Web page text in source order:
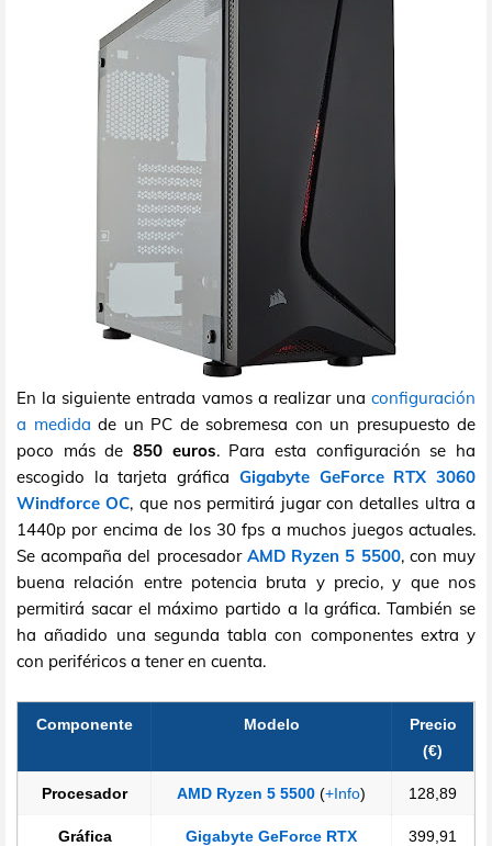
En la siguiente entrada vamos a realizar una configuración
a medida de un PC de sobremesa con un presupuesto de
poco más de 850 euros. Para esta configuración se ha
escogido la tarjeta gráfica Gigabyte GeForce RTX 3060
Windforce OC, que nos permitirá jugar con detalles ultra a
1440p por encima de los 30 fps a muchos juegos actuales.
Se acompaña del procesador AMD Ryzen 5 5500, con muy
buena relación entre potencia bruta y precio, y que nos
permitirá sacar el máximo partido a la gráfica. También se
ha añadido una segunda tabla con componentes extra y
con periféricos a tener en cuenta.
Componente Modelo
Precio
(€)
Procesador AMD Ryzen 5 5500 (+Info) 128,89
Gráfica
Gigabyte GeForce RTX
399,91